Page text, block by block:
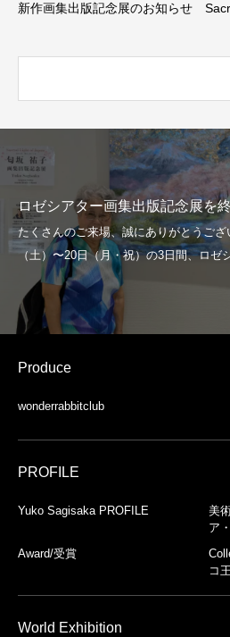
新作画集出版記念展のお知らせ
ロゼシアター画集出版記念展を
Produce
wonderrabbitclub
PROFILE
Yuko Sagisaka PROFILE
美
ア
Award/受賞
コ
World Exhibition